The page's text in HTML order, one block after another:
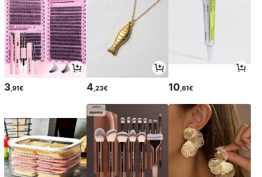
3,91€ 4,23€ 10,61€